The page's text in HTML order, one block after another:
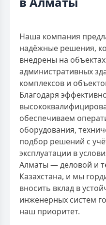
Наша компания
надёжные решения,
внедрены на
административных
комплексов и
Благодаря
обеспечиваем
оборудования,
подбор решений с
эксплуатации в
Алматы — деловой и
Казахстана, и мы
вносить вклад в
инженерных систем
наш приоритет.